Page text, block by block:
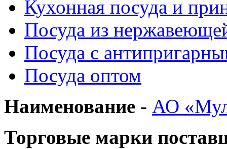
Кухонная посуда и
Посуда из
Посуда с
Посуда оптом
Наименование - АО
Торговые марки